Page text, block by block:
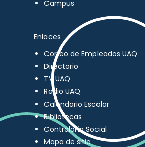
Campus
Enlaces
Correo de Empleados UAQ
Directorio
TV UAQ
Radio UAQ
Calendario Escolar
Bibliotecas
Contraloría Social
Mapa de sitio